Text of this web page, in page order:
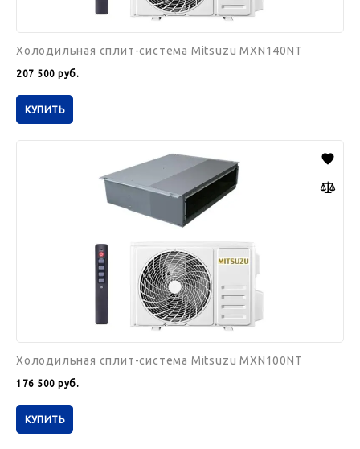
Холодильная сплит-система Mitsuzu MXN140NT
207 500 руб.
КУПИТЬ
Холодильная сплит-система Mitsuzu MXN100NT
176 500 руб.
КУПИТЬ